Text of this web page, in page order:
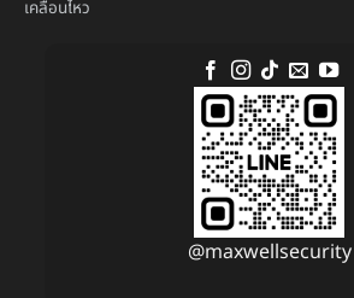
เคลื่อนไหว
@maxwellsecurity